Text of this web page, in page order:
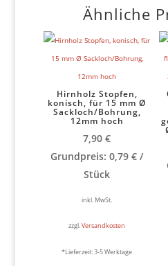
Ähnliche
Hirnholz Stopfen,
konisch, für 15 mm Ø
Sackloch/Bohrung,
12mm hoch
7,90€
Grundpreis:0,79€ /
Stück
inkl. MwSt.
zzgl.Versandkosten
*Lieferzeit:3-5 Werktage